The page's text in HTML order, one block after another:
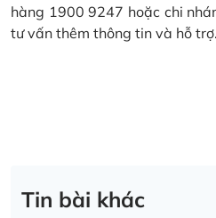
hàng 1900 9247 hoặc chi
tư vấn thêm thông tin và hỗ trợ.
Tin bài khác